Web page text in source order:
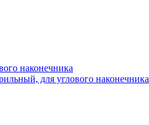
наконечника
для углового наконечника